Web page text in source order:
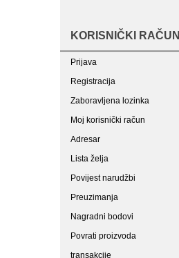
KORISNIČKI RAČUN
Prijava
Registracija
Zaboravljena lozinka
Moj korisnički račun
Adresar
Lista želja
Povijest narudžbi
Preuzimanja
Nagradni bodovi
Povrati proizvoda
transakcije